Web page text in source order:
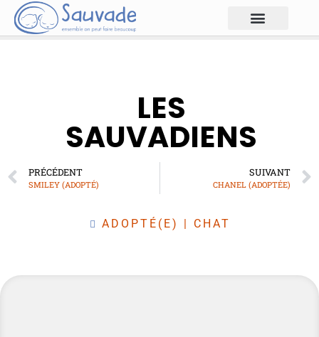
LES
SAUVADIENS
PRÉCÉDENT
SMILEY (ADOPTÉ)
SUIVANT
CHANEL (ADOPTÉE)
ADOPTÉ(E) | CHAT